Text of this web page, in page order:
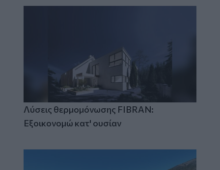
Λύσεις θερμομόνωσης FIBRAN:
Εξοικονομώ κατ' ουσίαν